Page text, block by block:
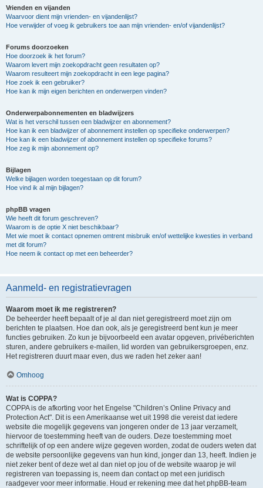
Vrienden en vijanden
Waarvoor dient mijn vrienden- en vijandenlijst?
Hoe verwijder of voeg ik gebruikers toe aan mijn vrienden- en/of vijandenlijst?
Forums doorzoeken
Hoe doorzoek ik het forum?
Waarom levert mijn zoekopdracht geen resultaten op?
Waarom resulteert mijn zoekopdracht in een lege pagina?
Hoe zoek ik een gebruiker?
Hoe kan ik mijn eigen berichten en onderwerpen vinden?
Onderwerpabonnementen en bladwijzers
Wat is het verschil tussen een bladwijzer en abonnement?
Hoe kan ik een bladwijzer of abonnement instellen op specifieke onderwerpen?
Hoe kan ik een bladwijzer of abonnement instellen op specifieke forums?
Hoe zeg ik mijn abonnement op?
Bijlagen
Welke bijlagen worden toegestaan op dit forum?
Hoe vind ik al mijn bijlagen?
phpBB vragen
Wie heeft dit forum geschreven?
Waarom is de optie X niet beschikbaar?
Met wie moet ik contact opnemen omtrent misbruik en/of wettelijke kwesties in verband
met dit forum?
Hoe neem ik contact op met een beheerder?
Aanmeld- en registratievragen
Waarom moet ik me registreren?
De beheerder heeft bepaalt of je al dan niet geregistreerd moet zijn om
berichten te plaatsen. Hoe dan ook, als je geregistreerd bent kun je meer
functies gebruiken. Zo kun je bijvoorbeeld een avatar opgeven, privéberichten
sturen, andere gebruikers e-mailen, lid worden van gebruikersgroepen, enz.
Het registreren duurt maar even, dus we raden het zeker aan!
Omhoog
Wat is COPPA?
COPPA is de afkorting voor het Engelse "Children’s Online Privacy and
Protection Act". Dit is een Amerikaanse wet uit 1998 die vereist dat iedere
website die mogelijk gegevens van jongeren onder de 13 jaar verzamelt,
hiervoor de toestemming heeft van de ouders. Deze toestemming moet
schriftelijk of op een andere wijze gegeven worden, zodat de ouders weten dat
de website persoonlijke gegevens van hun kind, jonger dan 13, heeft. Indien je
niet zeker bent of deze wet al dan niet op jou of de website waarop je wil
registreren van toepassing is, neem dan contact op met een juridisch
raadgever voor meer informatie. Houd er rekening mee dat het phpBB-team